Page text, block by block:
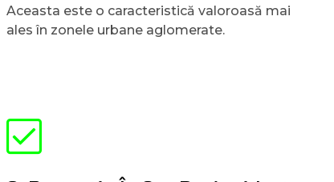
Aceasta este o caracteristică valoroasă mai
ales în zonele urbane aglomerate.